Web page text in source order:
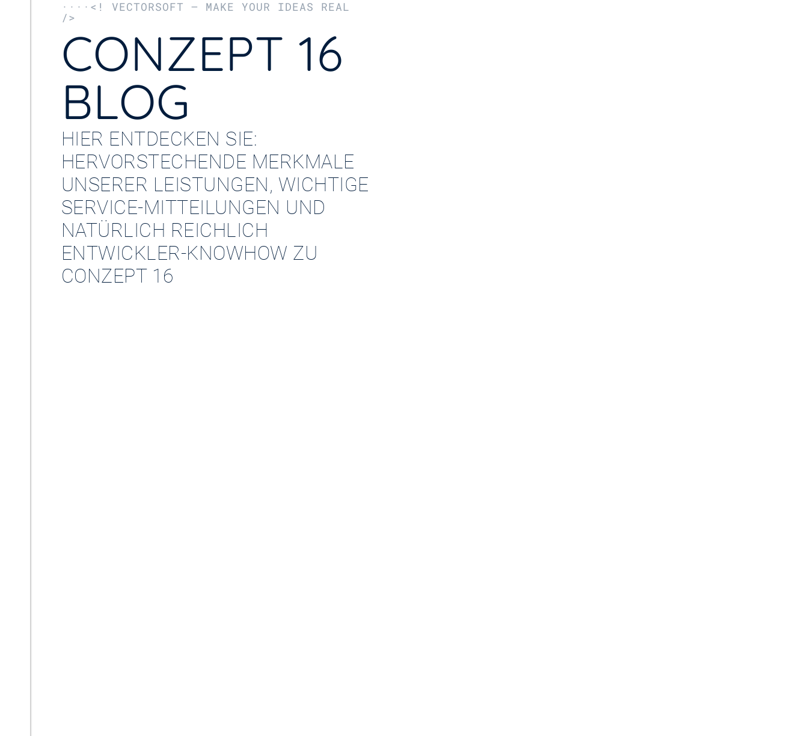
····<! VECTORSOFT – MAKE YOUR IDEAS REAL
/>
CONZEPT 16
BLOG
HIER ENTDECKEN SIE:
HERVORSTECHENDE MERKMALE
UNSERER LEISTUNGEN, WICHTIGE
SERVICE-MITTEILUNGEN UND
NATÜRLICH REICHLICH
ENTWICKLER-KNOWHOW ZU
CONZEPT 16